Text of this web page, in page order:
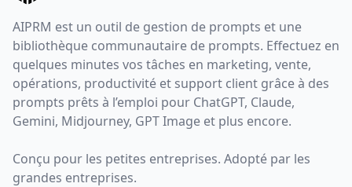
AIPRM est un outil de gestion de prompts et une
bibliothèque communautaire de prompts. Effectuez en
quelques minutes vos tâches en marketing, vente,
opérations, productivité et support client grâce à des
prompts prêts à l’emploi pour ChatGPT, Claude,
Gemini, Midjourney, GPT Image et plus encore.
Conçu pour les petites entreprises. Adopté par les
grandes entreprises.